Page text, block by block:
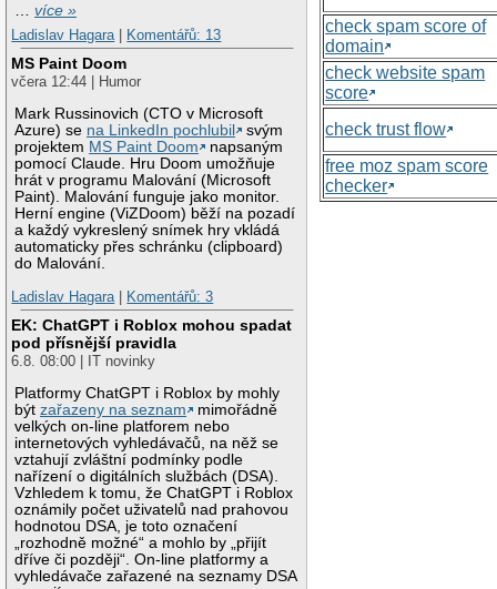
…více »
Ladislav Hagara
Komentářů: 13
MS Paint Doom
včera 12:44 | Humor
Mark Russinovich (CTO v Microsoft
Azure) se na LinkedIn pochlubil
svým
projektem MS Paint Doom
napsaným
pomocí Claude. Hru Doom umožňuje
hrát v programu Malování (Microsoft
Paint). Malování funguje jako monitor.
Herní engine (ViZDoom) běží na pozadí
a každý vykreslený snímek hry vkládá
automaticky přes schránku (clipboard)
do Malování.
Ladislav Hagara
Komentářů: 3
EK: ChatGPT i Roblox mohou spadat
pod přísnější pravidla
6.8. 08:00 | IT novinky
Platformy ChatGPT i Roblox by mohly
býtzařazeny na seznam
mimořádně
velkých on-line platforem nebo
internetových vyhledávačů, na něž se
vztahují zvláštní podmínky podle
nařízení o digitálních službách (DSA).
Vzhledem k tomu, že ChatGPT i Roblox
oznámily počet uživatelů nad prahovou
hodnotou DSA, je toto označení
„rozhodně možné“ a mohlo by „přijít
dříve či později“. On-line platformy a
vyhledávače zařazené na seznamy DSA
check spam score of
domain
check website spam
score
check trust flow
free moz spam score
checker